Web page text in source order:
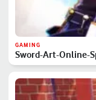
GAMING
Sword-Art-Online-